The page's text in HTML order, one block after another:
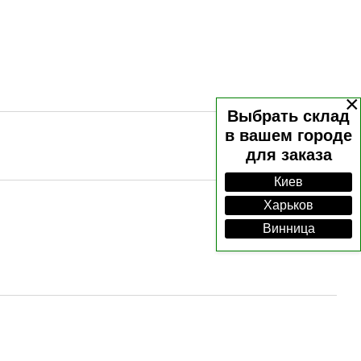
×
Выбрать склад
в вашем городе
для заказа
Киев
Харьков
Винница